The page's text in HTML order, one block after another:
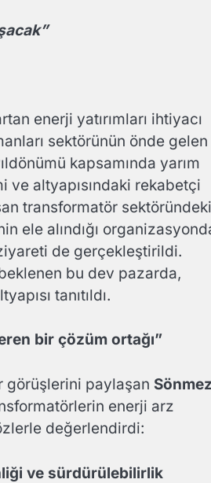
enerji yatırımları ihtiyacı
sektörünün önde gelen
kapsamında yarım
ve altyapısındaki rekabetçi
transformatör sektöründeki
ele alındığı
de gerçekleştirildi.
bu dev pazarda,
tanıtıldı.
bir çözüm ortağı”
görüşlerini paylaşan
enerji arz
değerlendirdi:
ve sürdürülebilirlik